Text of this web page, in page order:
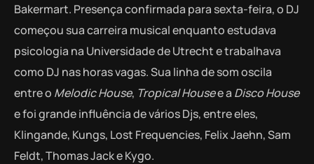
Bakermart. Presença confirmada para sexta-feira, o DJ
começou sua carreira musical enquanto estudava
psicologia na Universidade de Utrecht e trabalhava
como DJ nas horas vagas. Sua linha de som oscila
entre o Melodic House, Tropical Housee a Disco House
e foi grande influência de vários Djs, entre eles,
Klingande, Kungs, Lost Frequencies, Felix Jaehn, Sam
Feldt, Thomas Jack e Kygo.